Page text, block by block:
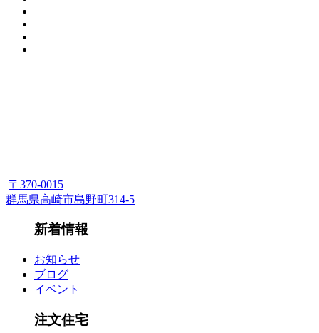
〒370-0015
群馬県高崎市島野町314-5
新着情報
お知らせ
ブログ
イベント
注文住宅